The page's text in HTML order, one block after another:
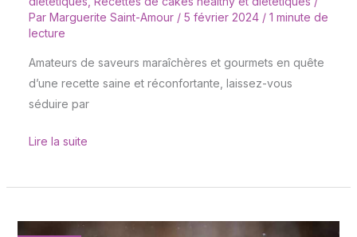
Par Marguerite Saint-Amour / 5 février 2024 / 1 minute de
lecture
Amateurs de saveurs maraîchères et gourmets en quête
d’une recette saine et réconfortante, laissez-vous
séduire par
Lire la suite